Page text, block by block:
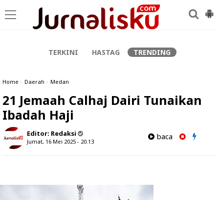
TERKINI HASTAG TRENDING
Home » Daerah » Medan
21 Jemaah Calhaj Dairi Tunaikan
Ibadah Haji
Editor: Redaksi
Jumat, 16 Mei 2025 - 20.13
baca